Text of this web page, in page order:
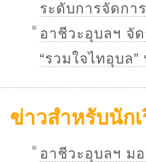
ระดับการจัดกา
อาชีวะอุบลฯ จั
“รวมใจไทอุบล
ข่าวสำหรับนัก
อาชีวะอุบลฯ ม